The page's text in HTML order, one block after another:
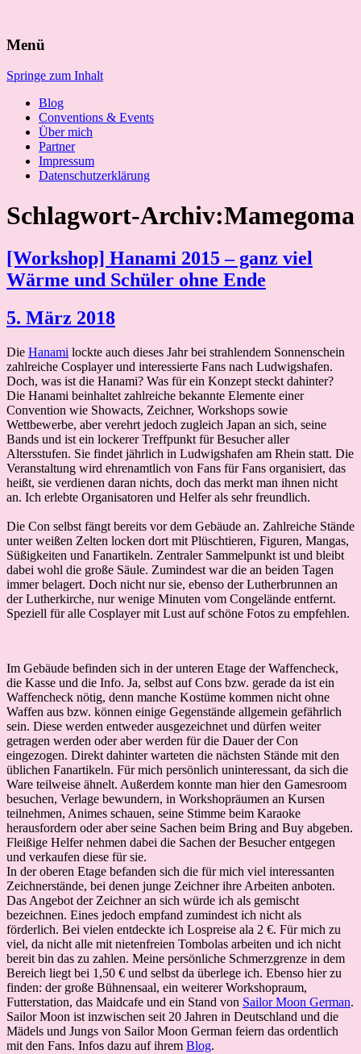
nach:
Menü
Springe zum Inhalt
Blog
Conventions & Events
Über mich
Partner
Impressum
Datenschutzerklärung
Schlagwort-Archiv:Mamegoma
[Workshop] Hanami 2015 – ganz viel
Wärme und Schüler ohne Ende
5. März 2018
Die Hanami lockte auch dieses Jahr bei strahlendem Sonnenschein
zahlreiche Cosplayer und interessierte Fans nach Ludwigshafen.
Doch, was ist die Hanami? Was für ein Konzept steckt dahinter?
Die Hanami beinhaltet zahlreiche bekannte Elemente einer
Convention wie Showacts, Zeichner, Workshops sowie
Wettbewerbe, aber verehrt jedoch zugleich Japan an sich, seine
Bands und ist ein lockerer Treffpunkt für Besucher aller
Altersstufen. Sie findet jährlich in Ludwigshafen am Rhein statt. Die
Veranstaltung wird ehrenamtlich von Fans für Fans organisiert, das
heißt, sie verdienen daran nichts, doch das merkt man ihnen nicht
an. Ich erlebte Organisatoren und Helfer als sehr freundlich.
Die Con selbst fängt bereits vor dem Gebäude an. Zahlreiche Stände
unter weißen Zelten locken dort mit Plüschtieren, Figuren, Mangas,
Süßigkeiten und Fanartikeln. Zentraler Sammelpunkt ist und bleibt
dabei wohl die große Säule. Zumindest war die an beiden Tagen
immer belagert. Doch nicht nur sie, ebenso der Lutherbrunnen an
der Lutherkirche, nur wenige Minuten vom Congelände entfernt.
Speziell für alle Cosplayer mit Lust auf schöne Fotos zu empfehlen.
Im Gebäude befinden sich in der unteren Etage der Waffencheck,
die Kasse und die Info. Ja, selbst auf Cons bzw. gerade da ist ein
Waffencheck nötig, denn manche Kostüme kommen nicht ohne
Waffen aus bzw. können einige Gegenstände allgemein gefährlich
sein. Diese werden entweder ausgezeichnet und dürfen weiter
getragen werden oder aber werden für die Dauer der Con
eingezogen. Direkt dahinter warteten die nächsten Stände mit den
üblichen Fanartikeln. Für mich persönlich uninteressant, da sich die
Ware teilweise ähnelt. Außerdem konnte man hier den Gamesroom
besuchen, Verlage bewundern, in Workshopräumen an Kursen
teilnehmen, Animes schauen, seine Stimme beim Karaoke
herausfordern oder aber seine Sachen beim Bring and Buy abgeben.
Fleißige Helfer nehmen dabei die Sachen der Besucher entgegen
und verkaufen diese für sie.
In der oberen Etage befanden sich die für mich viel interessanten
Zeichnerstände, bei denen junge Zeichner ihre Arbeiten anboten.
Das Angebot der Zeichner an sich würde ich als gemischt
bezeichnen. Eines jedoch empfand zumindest ich nicht als
förderlich. Bei vielen entdeckte ich Lospreise ala 2 €. Für mich zu
viel, da nicht alle mit nietenfreien Tombolas arbeiten und ich nicht
bereit bin das zu zahlen. Meine persönliche Schmerzgrenze in dem
Bereich liegt bei 1,50 € und selbst da überlege ich. Ebenso hier zu
finden: der große Bühnensaal, ein weiterer Workshopraum,
Futterstation, das Maidcafe und ein Stand von Sailor Moon German.
Sailor Moon ist inzwischen seit 20 Jahren in Deutschland und die
Mädels und Jungs von Sailor Moon German feiern das ordentlich
mit den Fans. Infos dazu auf ihrem Blog.